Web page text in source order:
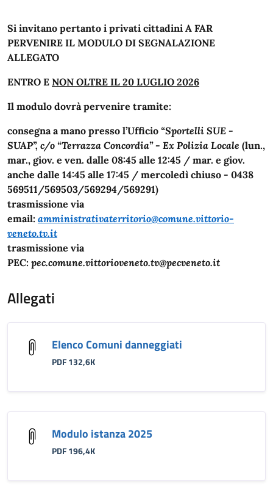
Si invitano pertanto i privati cittadini A FAR
PERVENIRE IL MODULO DI SEGNALAZIONE
ALLEGATO
ENTRO E NON OLTRE IL 20 LUGLIO 2026
Il modulo dovrà pervenire tramite:
consegna a mano presso l’Ufficio “Sportelli SUE -
SUAP”, c/o “Terrazza Concordia” - Ex Polizia Locale (lun.,
mar., giov. e ven. dalle 08:45 alle 12:45 / mar. e giov.
anche dalle 14:45 alle 17:45 / mercoledì chiuso - 0438
569511/569503/569294/569291)
trasmissione via
email: amministrativaterritorio@comune.vittorio-
veneto.tv.it
trasmissione via
PEC: pec.comune.vittorioveneto.tv@pecveneto.it
Allegati
Elenco Comuni danneggiati
PDF 132,6K
Modulo istanza 2025
PDF 196,4K